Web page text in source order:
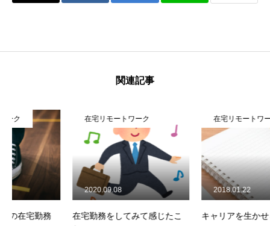
関連記事
在宅リモートワーク
在宅勤務をしてみて感じたこ
2020.09.08
在宅リモートワーク
キャリアを生かせる働き方
2018.01.22